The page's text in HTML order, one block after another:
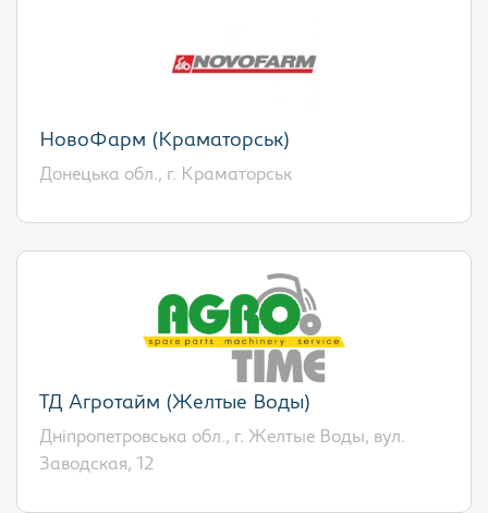
НовоФарм (Краматорськ)
Донецька обл., г. Краматорськ
ТД Агротайм (Желтые Воды)
Дніпропетровська обл., г. Желтые Воды, вул.
Заводская, 12